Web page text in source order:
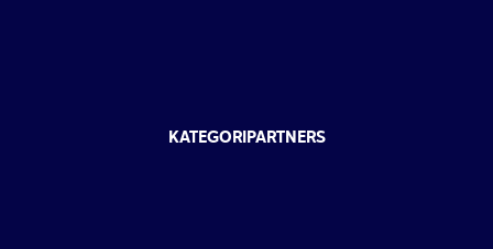
KATEGORIPARTNERS